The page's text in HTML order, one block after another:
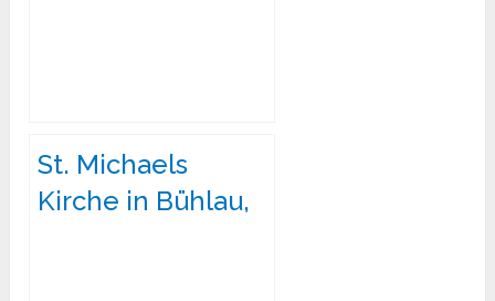
St. Michaels
Kirche in Bühlau,